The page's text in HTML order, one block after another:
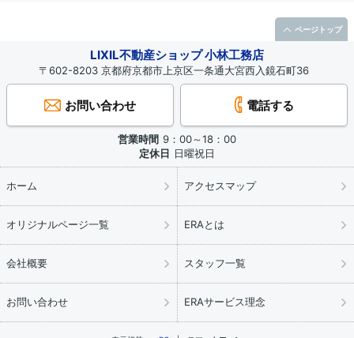
LIXIL不動産ショップ 小林工務店
〒602-8203 京都府京都市上京区一条通大宮西入鏡石町36
お問い合わせ 電話する
営業時間 9：00～18：00
定休日 日曜祝日
ホーム アクセスマップ
オリジナルページ一覧 ERAとは
会社概要 スタッフ一覧
お問い合わせ ERAサービス理念
ページトップ